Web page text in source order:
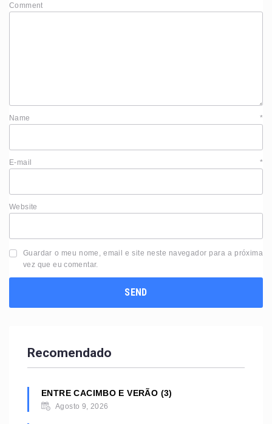
Comment
Name *
E-mail *
Website
Guardar o meu nome, email e site neste navegador para a próxima
vez que eu comentar.
Recomendado
ENTRE CACIMBO E VERÃO (3)
Agosto 9, 2026